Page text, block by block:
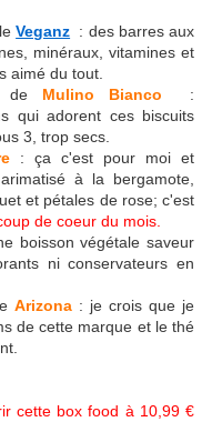
Veganz : des barres aux
minéraux, vitamines et
aimé du tout.
de Mulino Bianco
:
qui adorent ces biscuits
3, trop secs.
: ça c'est pour moi et
à la bergamote,
et pétales de rose; c'est
de coeur du mois.
boisson végétale saveur
ni conservateurs en
Arizona : je crois que je
de cette marque et le thé
cette box food à 10,99 €